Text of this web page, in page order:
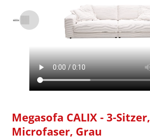
Megasofa CALIX - 3-Sitzer,
Microfaser, Grau